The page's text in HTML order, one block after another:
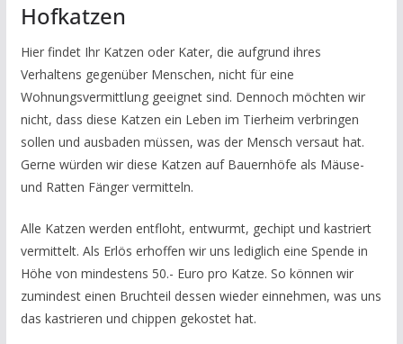
Hofkatzen
Hier findet Ihr Katzen oder Kater, die aufgrund ihres
Verhaltens gegenüber Menschen, nicht für eine
Wohnungsvermittlung geeignet sind. Dennoch möchten wir
nicht, dass diese Katzen ein Leben im Tierheim verbringen
sollen und ausbaden müssen, was der Mensch versaut hat.
Gerne würden wir diese Katzen auf Bauernhöfe als Mäuse-
und Ratten Fänger vermitteln.
Alle Katzen werden entfloht, entwurmt, gechipt und kastriert
vermittelt. Als Erlös erhoffen wir uns lediglich eine Spende in
Höhe von mindestens 50.- Euro pro Katze. So können wir
zumindest einen Bruchteil dessen wieder einnehmen, was uns
das kastrieren und chippen gekostet hat.